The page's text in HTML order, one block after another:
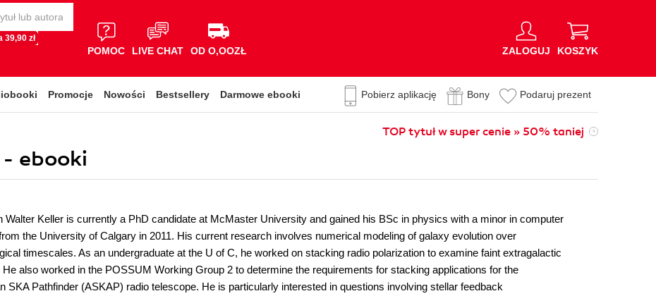
39,90 zł
POMOC LIVE CHAT OD O,OOZŁ ZALOGUJ KOSZYK
Promocje Nowości Bestsellery Darmowe ebooki Pobierz aplikację Bony Podaruj prezent
TOP tytuł w super cenie » 50% taniej
ebooki
Walter Keller is currently a PhD candidate at McMaster University and gained his BSc in physics with a minor in computer
the University of Calgary in 2011. His current research involves numerical modeling of galaxy evolution over
timescales. As an undergraduate at the U of C, he worked on stacking radio polarization to examine faint extragalactic
also worked in the POSSUM Working Group 2 to determine the requirements for stacking applications for the
SKA Pathfinder (ASKAP) radio telescope. He is particularly interested in questions involving stellar feedback